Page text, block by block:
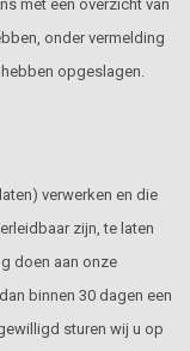
met een overzicht van
onder vermelding
opgeslagen.
verwerken en die
zijn, te laten
doen aan onze
binnen 30 dagen een
sturen wij u op